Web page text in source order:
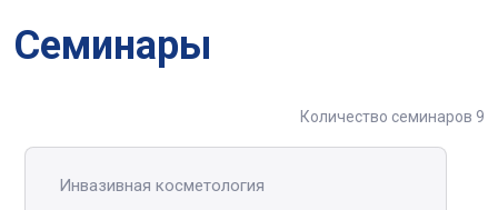
Семинары
Количество семинаров 9
Инвазивная косметология